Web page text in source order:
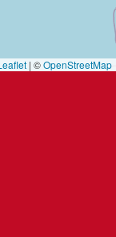
| ©OpenStreetMap